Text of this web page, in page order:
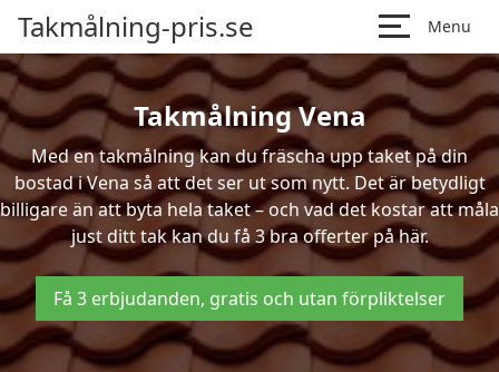
Takmålning-pris.se Menu
Takmålning Vena
Med en takmålning kan du fräscha upp taket på din
bostad i Vena så att det ser ut som nytt. Det är betydligt
billigare än att byta hela taket – och vad det kostar att måla
just ditt tak kan du få 3 bra offerter på här.
Få 3 erbjudanden, gratis och utan förpliktelser